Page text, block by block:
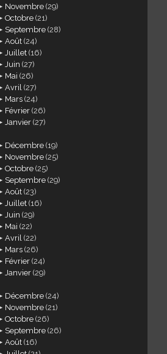
Novembre (29)
Octobre (21)
Septembre (28)
Août (24)
Juillet (16)
Juin (27)
Mai (26)
Avril (27)
Mars (24)
Février (26)
Janvier (27)
Décembre (19)
Novembre (25)
Octobre (25)
Septembre (29)
Août (23)
Juillet (16)
Juin (29)
Mai (22)
Avril (22)
Mars (26)
Février (24)
Janvier (29)
Décembre (24)
Novembre (21)
Octobre (26)
Septembre (26)
Août (16)